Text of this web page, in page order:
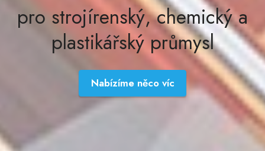
pro strojírenský, chemický a
plastikářský průmysl
Nabízíme něco víc